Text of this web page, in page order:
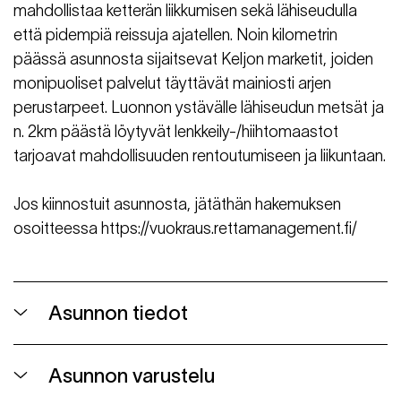
mahdollistaa ketterän liikkumisen sekä lähiseudulla
että pidempiä reissuja ajatellen. Noin kilometrin
päässä asunnosta sijaitsevat Keljon marketit, joiden
monipuoliset palvelut täyttävät mainiosti arjen
perustarpeet. Luonnon ystävälle lähiseudun metsät ja
n. 2km päästä löytyvät lenkkeily-/hiihtomaastot
tarjoavat mahdollisuuden rentoutumiseen ja liikuntaan.
Jos kiinnostuit asunnosta, jätäthän hakemuksen
osoitteessa https://vuokraus.rettamanagement.fi/
Asunnon tiedot
Asunnon varustelu